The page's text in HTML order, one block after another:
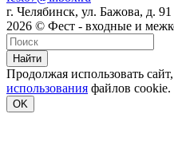
г. Челябинск, ул. Бажова, д. 91
2026 © Фест - входные и
Найти
Продолжая использовать
использования файлов cookie.
OK